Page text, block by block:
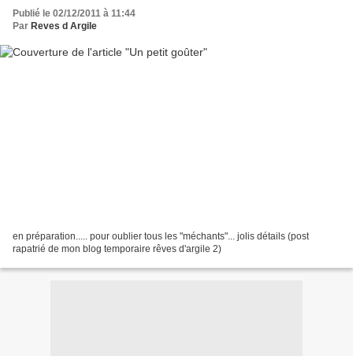
Publié le 02/12/2011 à 11:44
Par Reves d Argile
en préparation..... pour oublier tous les "méchants"... jolis détails (post
rapatrié de mon blog temporaire rêves d'argile 2)